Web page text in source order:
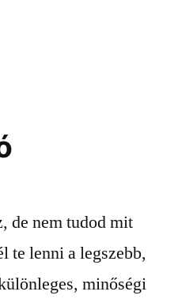
de nem tudod mit
te lenni a legszebb,
minőségi